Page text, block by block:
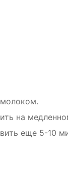
на
еще 5-10